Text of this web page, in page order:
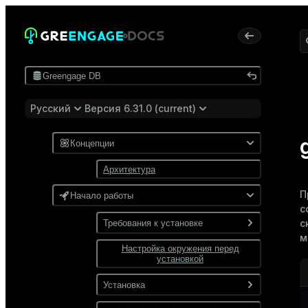
Greengage DB
Русский Версия 6.31.0 (current)
Концепции
Архитектура
Начало работы
Требования к установке
Программные требования
Требования к сети
Настройка окружения перед
установкой
Установка